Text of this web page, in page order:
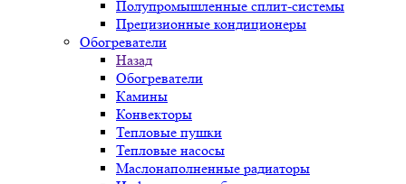
Полупромышленные сплит-системы
Прецизионные кондиционеры
Обогреватели
Назад
Обогреватели
Камины
Конвекторы
Тепловые пушки
Тепловые насосы
Маслонаполненные радиаторы